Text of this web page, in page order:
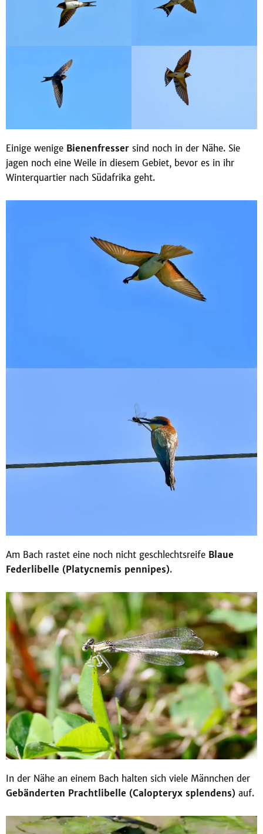
Einige wenige Bienenfresser sind noch in der Nähe. Sie
jagen noch eine Weile in diesem Gebiet, bevor es in ihr
Winterquartier nach Südafrika geht.
Am Bach rastet eine noch nicht geschlechtsreife Blaue
Federlibelle (Platycnemis pennipes).
In der Nähe an einem Bach halten sich viele Männchen der
Gebänderten Prachtlibelle (Calopteryx splendens) auf.